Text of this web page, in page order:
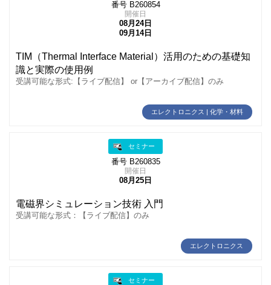
番号 B260854
開催日
08月24日
09月14日
TIM（Thermal Interface Material）活用のための基礎知
識と実際の使用例
受講可能な形式:【ライブ配信】 or【アーカイブ配信】のみ
エレクトロニクス | 化学・材料
セミナー
番号 B260835
開催日
08月25日
電磁界シミュレーション技術 入門
受講可能な形式：【ライブ配信】のみ
エレクトロニクス
セミナー